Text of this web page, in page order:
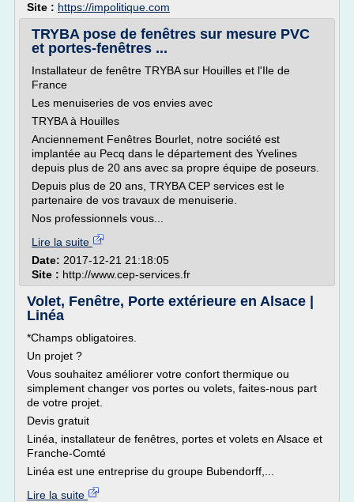
Site : https://impolitique.com
TRYBA pose de fenêtres sur mesure PVC
et portes-fenêtres ...
Installateur de fenêtre TRYBA sur Houilles et l'Ile de
France
Les menuiseries de vos envies avec
TRYBA à Houilles
Anciennement Fenêtres Bourlet, notre société est
implantée au Pecq dans le département des Yvelines
depuis plus de 20 ans avec sa propre équipe de poseurs.
Depuis plus de 20 ans, TRYBA CEP services est le
partenaire de vos travaux de menuiserie.
Nos professionnels vous...
Lire la suite
Date: 2017-12-21 21:18:05
Site : http://www.cep-services.fr
Volet, Fenêtre, Porte extérieure en Alsace |
Linéa
*Champs obligatoires.
Un projet ?
Vous souhaitez améliorer votre confort thermique ou
simplement changer vos portes ou volets, faites-nous part
de votre projet.
Devis gratuit
Linéa, installateur de fenêtres, portes et volets en Alsace et
Franche-Comté
Linéa est une entreprise du groupe Bubendorff,...
Lire la suite